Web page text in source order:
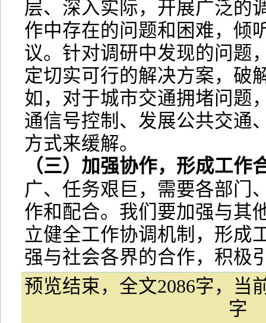
层、深入实际，开展广泛的
作中存在的问题和困难，倾
议。针对调研中发现的问题
定切实可行的解决方案，破
如，对于城市交通拥堵问题
通信号控制、发展公共交通
方式来缓解。
（三）加强协作，形成工作
广、任务艰巨，需要各部门
作和配合。我们要加强与其
立健全工作协调机制，形成
强与社会各界的合作，积
预览结束，全文2086字，当
字